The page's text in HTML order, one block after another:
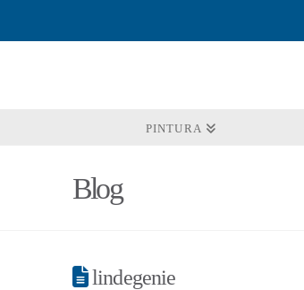
PINTURA
Blog
lindegenie